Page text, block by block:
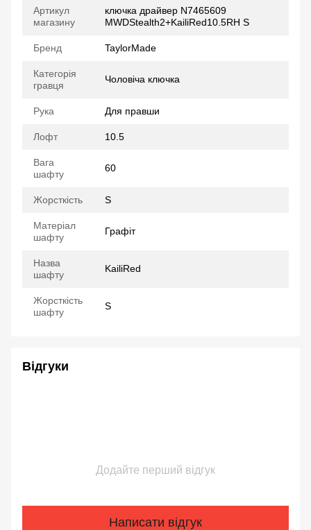
Артикул
магазину
ключка драйвер N7465609
MWDStealth2+KailiRed10.5RH S
Бренд TaylorMade
Категорія
гравця
Чоловіча ключка
Рука Для правши
Лофт 10.5
Вага
шафту
60
Жорсткість S
Матеріал
шафту
Графіт
Назва
шафту
KailiRed
Жорсткість
шафту
S
Відгуки
Додайте перший відгук
Написати відгук